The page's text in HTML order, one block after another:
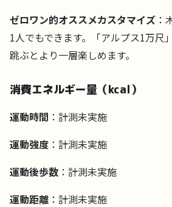
ゼロワン的オススメカスタマイズ ：
1人でもできます。「アルプス1万尺
跳ぶとより一層楽しめます。
消費エネルギー量（kcal）
運動時間 ：計測未実施
運動強度 ：計測未実施
運動後歩数 ：計測未実施
運動距離 ：計測未実施